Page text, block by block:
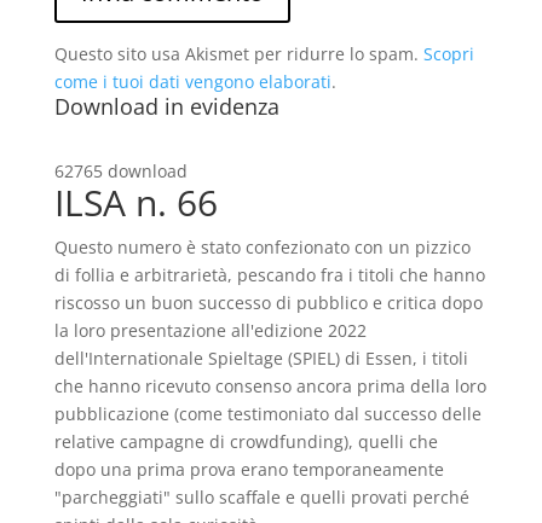
Questo sito usa Akismet per ridurre lo spam. Scopri
come i tuoi dati vengono elaborati.
Download in evidenza
62765 download
ILSA n. 66
Questo numero è stato confezionato con un pizzico
di follia e arbitrarietà, pescando fra i titoli che hanno
riscosso un buon successo di pubblico e critica dopo
la loro presentazione all'edizione 2022
dell'Internationale Spieltage (SPIEL) di Essen, i titoli
che hanno ricevuto consenso ancora prima della loro
pubblicazione (come testimoniato dal successo delle
relative campagne di crowdfunding), quelli che
dopo una prima prova erano temporaneamente
"parcheggiati" sullo scaﬀale e quelli provati perché